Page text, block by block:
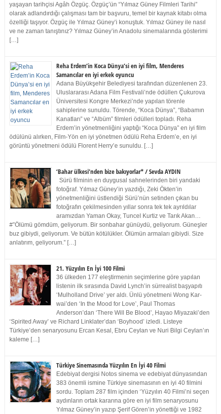
yaşayan tarihçisi Agâh Özgüç. Özgüç’ün “Yılmaz Güney Filmleri Tarihi”
olarak adlandırdığı çalışması tam bir başvuru, temel bir kaynak kitabı olma
özelliği taşıyor. Özgüç ile Yılmaz Güney’i konuştuk. Yılmaz Güney ile nasıl
ve ne zaman tanıştınız? Yılmaz Güney’in Anadolu sinemalarında gösterimi
[…]
Reha Erdem’in Koca Dünya’si en iyi film, Menderes
Samancılar en iyi erkek oyuncu
Adana Büyükşehir Belediyesi tarafından düzenlenen 23.
Uluslararası Adana Film Festivali’nde ödüllen Çukurova
Üniversitesi Kongre Merkezi’nde yapılan törenle
sahiplerine sunuldu. Törende, “Koca Dünya”, “Babamın
Kanatları” ve “Albüm” filmleri ödülleri topladı. Reha
Erdem’in yönetmenliğini yaptığı “Koca Dünya” en iyi film
ödülünü alırken, Film-Yön en iyi yönetmen ödülü Reha Erdem’e, en iyi
görüntü yönetmeni ödülü Florent Herry’e sunuldu. […]
‘Bahar ülkesi’nden bize bakıyorlar* / Sevda AYDIN
Sürü filminin en duygusal sahnelerinden biri yandaki
fotoğraf. Yılmaz Güney’in yazdığı, Zeki Ökten’in
yönetmenliğini üstlendiği Sürü’nün setinden çıkan bu
fotoğrafın çekilmesinden yıllar sonra tek tek ayrıldılar
aramızdan Yaman Okay, Tuncel Kurtiz ve Tarık Akan…
#”Ölümü gömdüm, geliyorum. Bir sonbahar günüydü, geliyorum. Güneşler
buz gibiydi, geliyorum. Ve bütün kötülükler. Ölümün armaları gibiydi. Size
anlatırım, geliyorum.” […]
21. Yüzyılın En İyi 100 Filmi
36 ülkeden 177 eleştirmenin seçimlerine göre yapılan
listenin ilk sırasında David Lynch’in sürrealist başyapıtı
‘Mulholland Drive’ yer aldı. Ünlü yönetmeni Wong Kar-
wai’den ‘In the Mood for Love’, Paul Thomas
Anderson’dan ‘There Will Be Blood’, Hayao Miyazaki’den
‘Spirited Away’ ve Richard Linklater’dan ‘Boyhood’ izledi. Listeye
Türkiye’den senaryosunu Ercan Kesal, Ebru Ceylan ve Nuri Bilgi Ceylan’ın
kaleme […]
Türkiye Sinemasında Yüzyılın En İyi 40 Filmi
Edebiyat dergisi Notos sinema ve edebiyat dünyasından
383 önemli ismine Türkiye sinemasının en iyi 40 filmini
sordu. Toplam 287 film içinden ‘Yüzyılın 40 Filmi’ni seçen
aydınların ortak kararına göre en iyi film senaryosunu
Yılmaz Güney’in yazıp Şerif Gören’in yönettiği ve 1982